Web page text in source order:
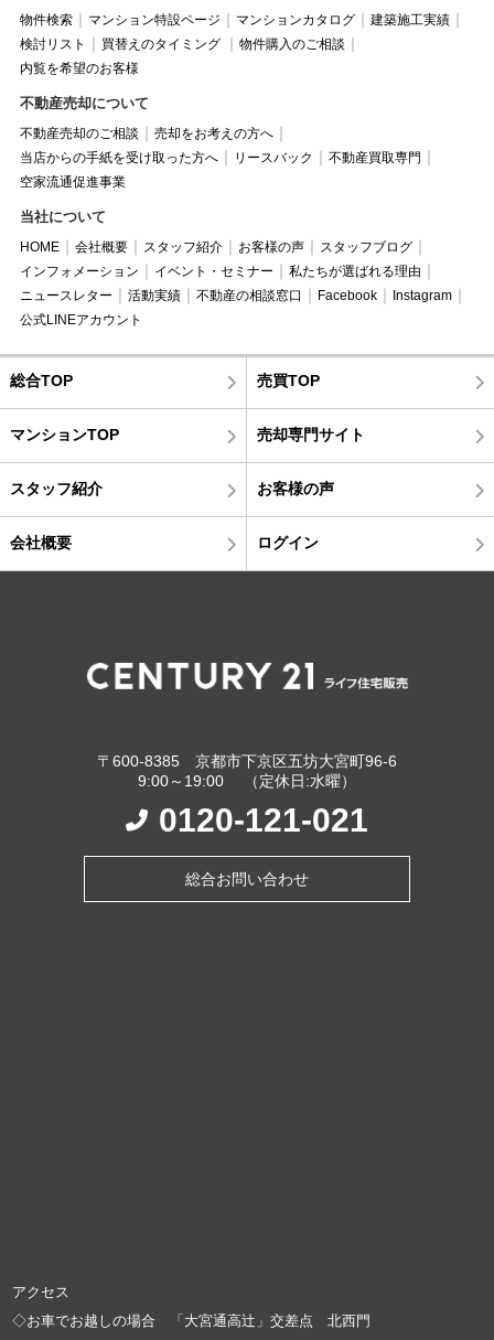
物件検索 マンション特設ページ マンションカタログ
建築施工実績
検討リスト
買替えのタイミング
物件購入のご相談
内覧を希望のお客様
不動産売却について
不動産売却のご相談
売却をお考えの方へ
当店からの手紙を受け取った方へ
リースバック
不動産買取専門
空家流通促進事業
当社について
HOME 会社概要 スタッフ紹介 お客様の声
スタッフブログ
インフォメーション
イベント・セミナー
私たちが選ばれる理由
ニュースレター
活動実績 不動産の相談窓口 Facebook
Instagram
公式LINEアカウント
総合TOP 売買TOP
マンションTOP 売却専門サイト
スタッフ紹介 お客様の声
会社概要 ログイン
〒600-8385 京都市下京区五坊大宮町96-6
9:00～19:00 （定休日:水曜）
0120-121-021
総合お問い合わせ
アクセス
◇お車でお越しの場合 「大宮通高辻」交差点 北西門